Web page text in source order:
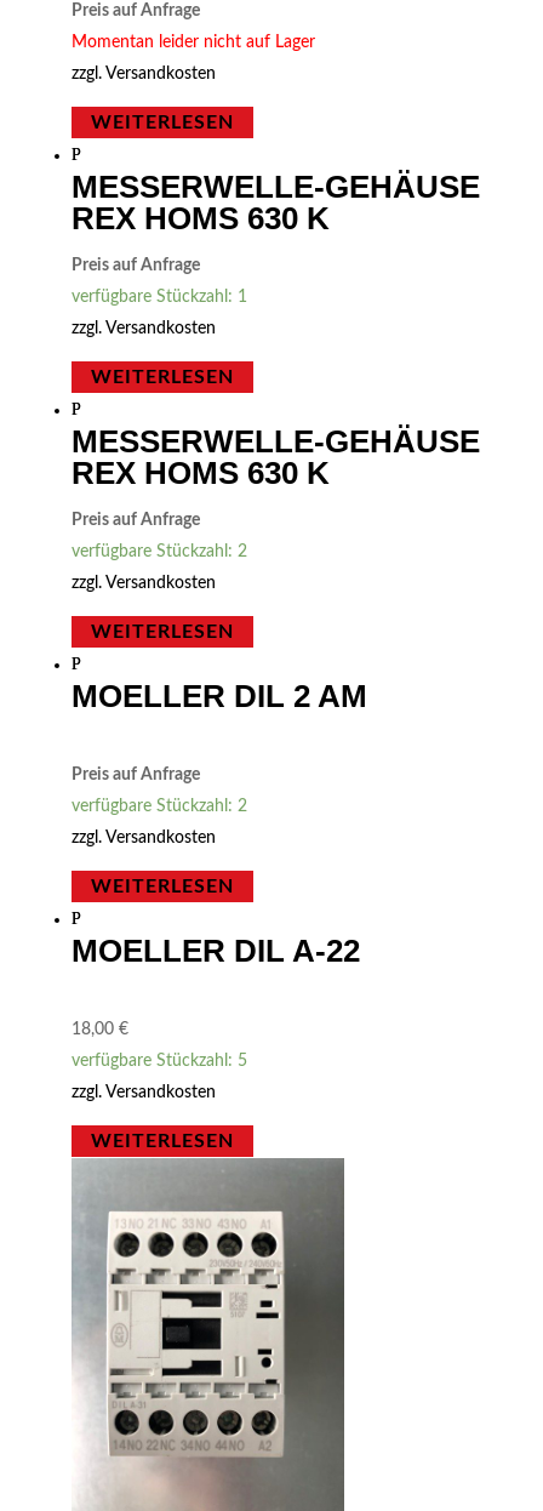
Preis auf Anfrage
Momentan leider nicht auf Lager
zzgl. Versandkosten
WEITERLESEN
MESSERWELLE-GEHÄUSE
REX HOMS 630 K
Preis auf Anfrage
verfügbare Stückzahl: 1
zzgl. Versandkosten
WEITERLESEN
MESSERWELLE-GEHÄUSE
REX HOMS 630 K
Preis auf Anfrage
verfügbare Stückzahl: 2
zzgl. Versandkosten
WEITERLESEN
MOELLER DIL 2 AM
Preis auf Anfrage
verfügbare Stückzahl: 2
zzgl. Versandkosten
WEITERLESEN
MOELLER DIL A-22
18,00 €
verfügbare Stückzahl: 5
zzgl. Versandkosten
WEITERLESEN